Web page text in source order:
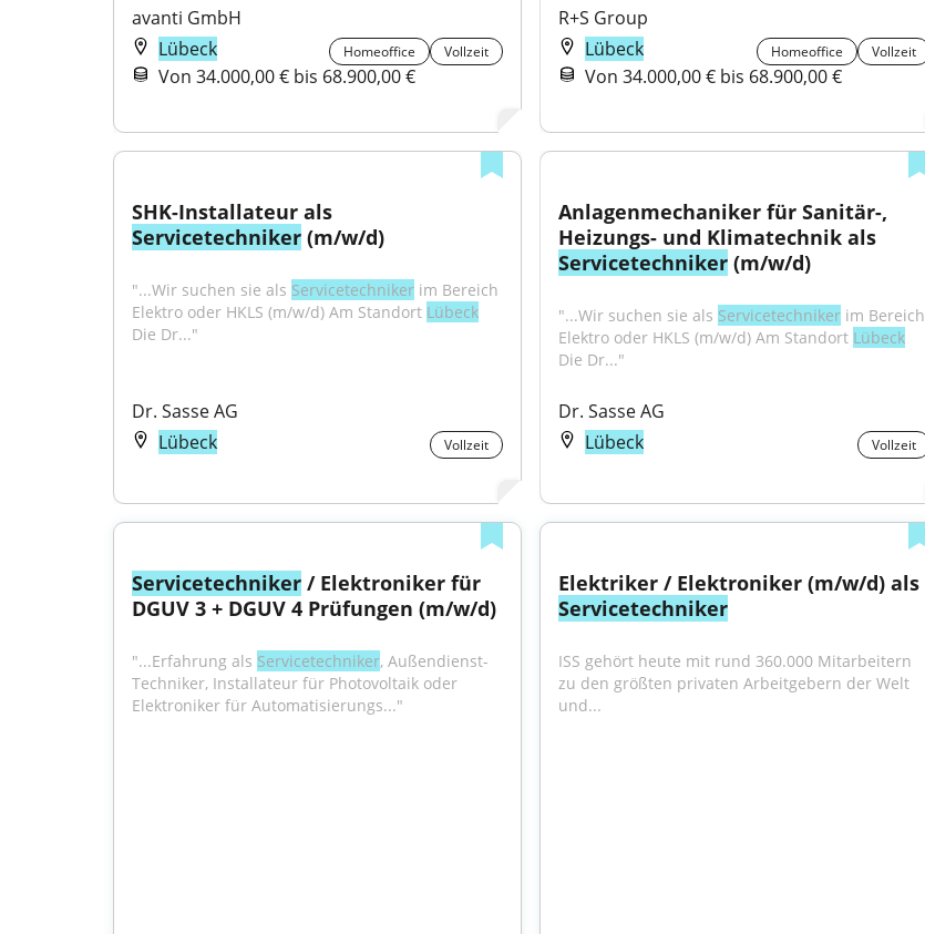
avanti GmbH
Lübeck
Homeoffice Vollzeit
Von 34.000,00 € bis 68.900,00 €
R+S Group
Lübeck
Homeoffice Vollzeit
Von 34.000,00 € bis 68.900,00 €
Servicetechniker (m/w/d)
"...Wir suchen sie als Servicetechniker im Bereich
Elektro oder HKLS (m/w/d) Am Standort Lübeck
Die Dr..."
Dr. Sasse AG
Lübeck
Vollzeit
Anlagenmechaniker für Sanitär-,
Servicetechniker (m/w/d)
"...Wir suchen sie als Servicetechniker im Bereich
Elektro oder HKLS (m/w/d) Am Standort Lübeck
Die Dr..."
Dr. Sasse AG
Lübeck
Vollzeit
Servicetechniker / Elektroniker für
DGUV 3 + DGUV 4 Prüfungen (m/w/d)
"...Erfahrung als Servicetechniker, Außendienst-
Techniker, Installateur für Photovoltaik oder
Elektroniker für Automatisierungs..."
Servicetechniker
ISS gehört heute mit rund 360.000 Mitarbeitern
zu den größten privaten Arbeitgebern der Welt
und...